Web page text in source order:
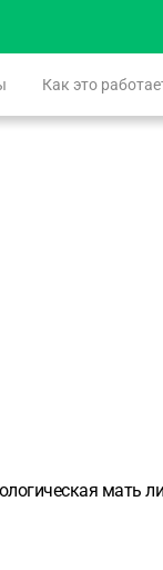
Как это
мать